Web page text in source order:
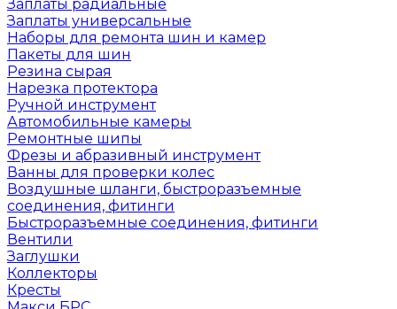
Заплаты радиальные
Заплаты универсальные
Наборы для ремонта шин и камер
Пакеты для шин
Резина сырая
Нарезка протектора
Ручной инструмент
Автомобильные камеры
Ремонтные шипы
Фрезы и абразивный инструмент
Ванны для проверки колес
Воздушные шланги, быстроразъемные
соединения, фитинги
Быстроразъемные соединения, фитинги
Вентили
Заглушки
Коллекторы
Кресты